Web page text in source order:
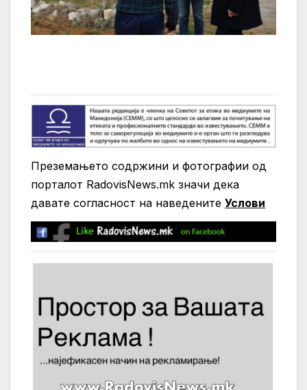
Преземањето содржини и фотографии од
порталот RadovisNews.mk значи дека
давате согласност на нaведените Услови